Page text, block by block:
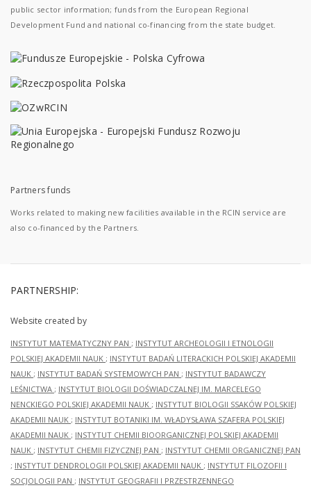
public sector information; funds from the European Regional
Development Fund and national co-financing from the state budget.
Partners funds
Works related to making new facilities available in the RCIN service are
also co-financed by the Partners.
PARTNERSHIP:
Website created by
INSTYTUT MATEMATYCZNY PAN ; INSTYTUT ARCHEOLOGII I ETNOLOGII
POLSKIEJ AKADEMII NAUK ; INSTYTUT BADAŃ LITERACKICH POLSKIEJ AKADEMII
NAUK ; INSTYTUT BADAŃ SYSTEMOWYCH PAN ; INSTYTUT BADAWCZY
LEŚNICTWA ; INSTYTUT BIOLOGII DOŚWIADCZALNEJ IM. MARCELEGO
NENCKIEGO POLSKIEJ AKADEMII NAUK ; INSTYTUT BIOLOGII SSAKÓW POLSKIEJ
AKADEMII NAUK ; INSTYTUT BOTANIKI IM. WŁADYSŁAWA SZAFERA POLSKIEJ
AKADEMII NAUK ; INSTYTUT CHEMII BIOORGANICZNEJ POLSKIEJ AKADEMII
NAUK ; INSTYTUT CHEMII FIZYCZNEJ PAN ; INSTYTUT CHEMII ORGANICZNEJ PAN
; INSTYTUT DENDROLOGII POLSKIEJ AKADEMII NAUK ; INSTYTUT FILOZOFII I
SOCJOLOGII PAN ; INSTYTUT GEOGRAFII I PRZESTRZENNEGO